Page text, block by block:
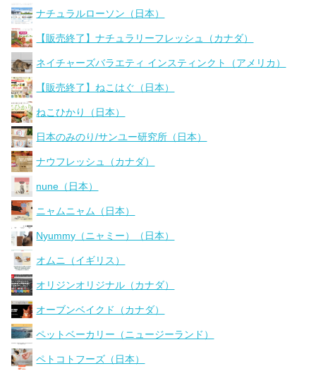
ナチュラルローソン（日本）
【販売終了】ナチュラリーフレッシュ（カナダ）
ネイチャーズバラエティ インスティンクト（アメリカ）
【販売終了】ねこはぐ（日本）
ねこひかり（日本）
日本のみのり/サンユー研究所（日本）
ナウフレッシュ（カナダ）
nune（日本）
ニャムニャム（日本）
Nyummy（ニャミー）（日本）
オムニ（イギリス）
オリジンオリジナル（カナダ）
オーブンベイクド（カナダ）
ペットベーカリー（ニュージーランド）
ペトコトフーズ（日本）